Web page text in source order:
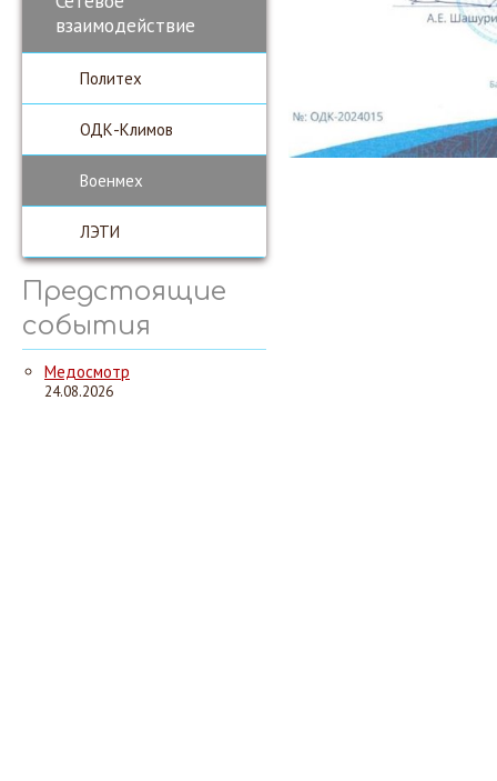
взаимодействие
Политех
ОДК-Климов
Военмех
ЛЭТИ
Предстоящие
события
Медосмотр
24.08.2026